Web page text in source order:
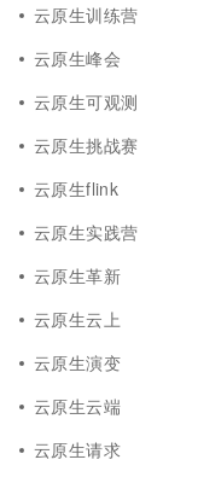
云原生训练营
云原生峰会
云原生可观测
云原生挑战赛
云原生flink
云原生实践营
云原生革新
云原生云上
云原生演变
云原生云端
云原生请求